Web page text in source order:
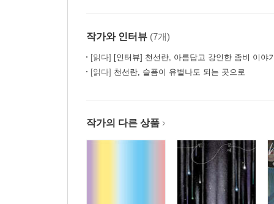
작가와 인터뷰 (7개)
[읽다] [인터뷰] 천선란, 아름답고 강인한 좀비 이야
[읽다] 천선란, 슬픔이 유별나도 되는 곳으로
작가의 다른 상품